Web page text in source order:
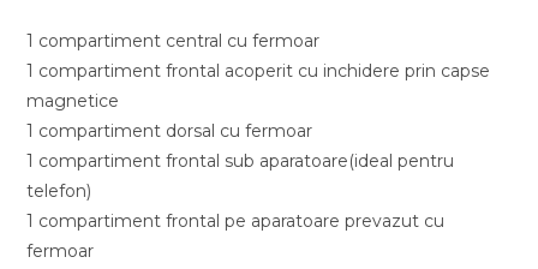
1 compartiment central cu fermoar
1 compartiment frontal acoperit cu inchidere prin capse
magnetice
1 compartiment dorsal cu fermoar
1 compartiment frontal sub aparatoare(ideal pentru
telefon)
1 compartiment frontal pe aparatoare prevazut cu
fermoar